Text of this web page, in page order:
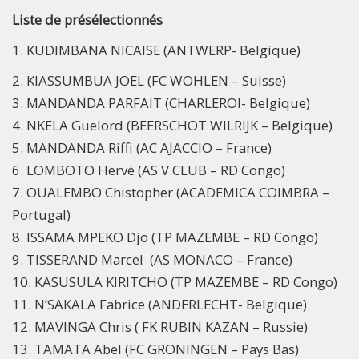
Liste de présélectionnés
1. KUDIMBANA NICAISE (ANTWERP- Belgique)
2. KIASSUMBUA JOEL (FC WOHLEN – Suisse)
3. MANDANDA PARFAIT (CHARLEROI- Belgique)
4. NKELA Guelord (BEERSCHOT WILRIJK – Belgique)
5. MANDANDA Riffi (AC AJACCIO – France)
6. LOMBOTO Hervé (AS V.CLUB – RD Congo)
7. OUALEMBO Chistopher (ACADEMICA COIMBRA –
Portugal)
8. ISSAMA MPEKO Djo (TP MAZEMBE – RD Congo)
9. TISSERAND Marcel (AS MONACO – France)
10. KASUSULA KIRITCHO (TP MAZEMBE – RD Congo)
11. N’SAKALA Fabrice (ANDERLECHT- Belgique)
12. MAVINGA Chris ( FK RUBIN KAZAN – Russie)
13. TAMATA Abel (FC GRONINGEN – Pays Bas)